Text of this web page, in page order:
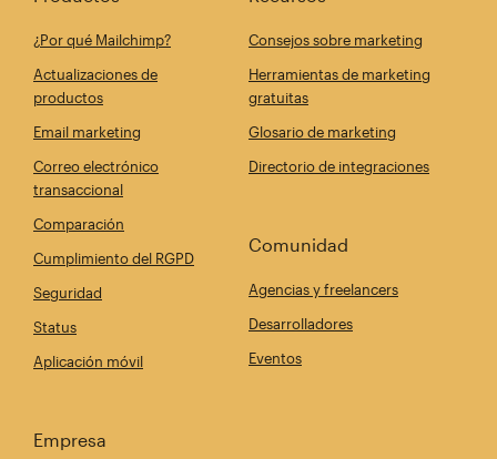
¿Por qué Mailchimp?
Actualizaciones de
productos
Email marketing
Correo electrónico
transaccional
Comparación
Cumplimiento del RGPD
Seguridad
Status
Aplicación móvil
Consejos sobre marketing
Herramientas de marketing
gratuitas
Glosario de marketing
Directorio de integraciones
Comunidad
Agencias y freelancers
Desarrolladores
Eventos
Empresa